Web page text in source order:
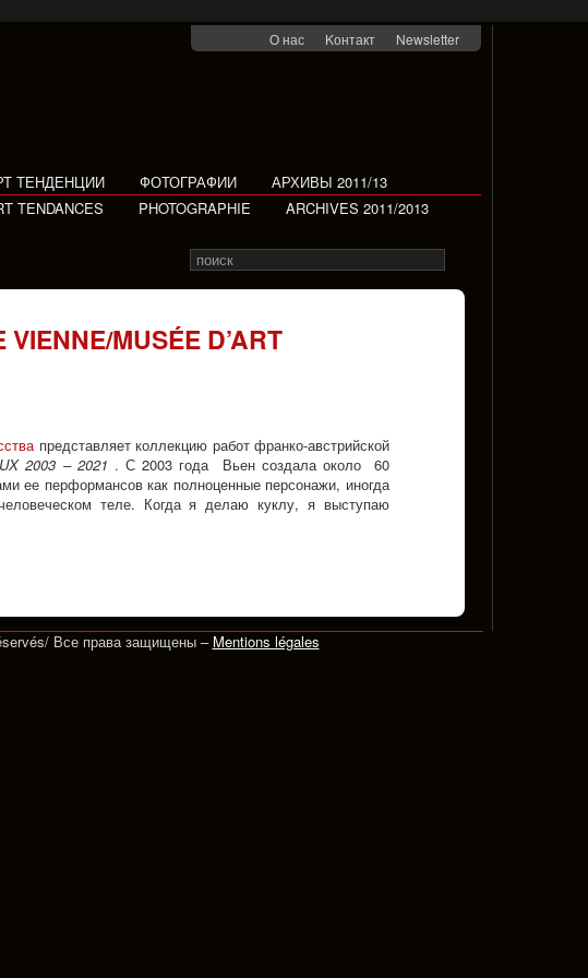
О нас Kонтакт Newsletter
ТЕНДЕНЦИИ ФОТОГРАФИИ
АРХИВЫ 2011/13
TENDANCES PHOTOGRAPHIE ARCHIVES 2011/2013
Search
for
MUSÉE D’ART
представляет коллекцию работ франко-австрийской
2003 – 2021 . С 2003 года Вьен создала около 60
ее перформансов как полноценные персонажи, иногда
теле. Когда я делаю куклу, я выступаю
Все права защищены – Mentions légales